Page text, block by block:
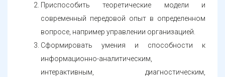
Приспособить теоретические модели и
современный передовой опыт в определенном
вопросе, например управлении организацией.
Сформировать умения и способности к
информационно-аналитическим,
интерактивным, диагностическим,